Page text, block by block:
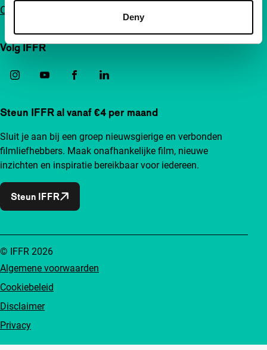
Deny
Contact
Volg IFFR
Steun IFFR al vanaf €4 per maand
Sluit je aan bij een groep nieuwsgierige en verbonden
filmliefhebbers. Maak onafhankelijke film, nieuwe
inzichten en inspiratie bereikbaar voor iedereen.
Steun IFFR
Algemene voorwaarden
Cookiebeleid
Disclaimer
Privacy
© IFFR 2026